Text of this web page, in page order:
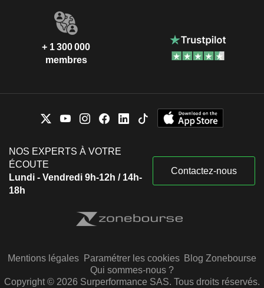
+ 1 300 000
membres
NOS EXPERTS À VOTRE
ÉCOUTE
Lundi - Vendredi 9h-12h / 14h-
18h
Contactez-nous
Mentions légales Paramétrer les cookies Blog Zonebourse
Qui sommes-nous ?
Copyright © 2026 Surperformance SAS. Tous droits réservés.